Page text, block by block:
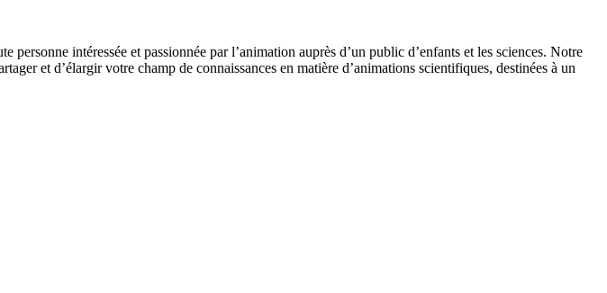
intéressée et passionnée par l’animation auprès d’un public d’enfants et les sciences. Notre
et d’élargir votre champ de connaissances en matière d’animations scientifiques, destinées à un